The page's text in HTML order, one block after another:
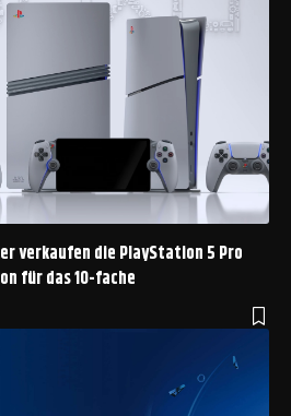
verkaufen die PlayStation 5 Pro
für das 10-fache